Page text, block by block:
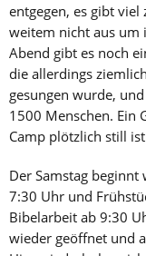
entgegen, es gibt
weitem nicht aus um
Abend gibt es noch
die allerdings
gesungen wurde,
1500 Menschen. Ein
Camp plötzlich still
Der Samstag
7:30 Uhr und
Bibelarbeit ab 9:30
wieder geöffnet und